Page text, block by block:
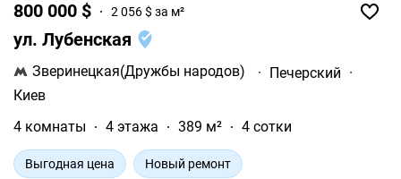
800 000 $ 2 056 $ за м²
ул. Лубенская
Зверинецкая(Дружбы народов) · Печерский ·
Киев
4 комнаты
4 этажа 389 м² 4 сотки
Выгодная цена Новый ремонт